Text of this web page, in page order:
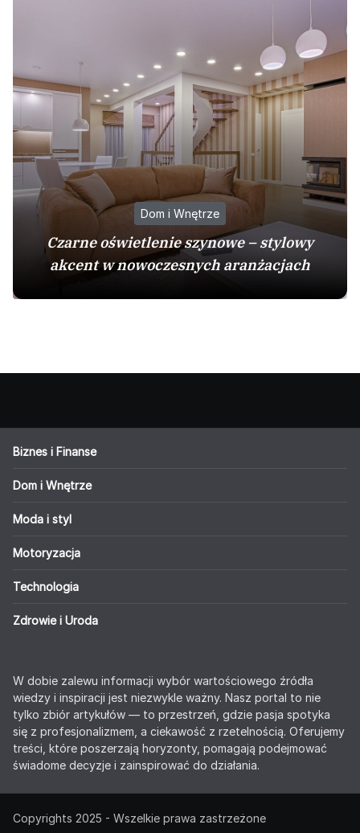
Dom i Wnętrze
Czarne oświetlenie szynowe – stylowy
akcent w nowoczesnych aranżacjach
Biznes i Finanse
Dom i Wnętrze
Moda i styl
Motoryzacja
Technologia
Zdrowie i Uroda
W dobie zalewu informacji wybór wartościowego źródła
wiedzy i inspiracji jest niezwykle ważny. Nasz portal to nie
tylko zbiór artykułów — to przestrzeń, gdzie pasja spotyka
się z profesjonalizmem, a ciekawość z rzetelnością. Oferujemy
treści, które poszerzają horyzonty, pomagają podejmować
świadome decyzje i zainspirować do działania.
Copyrights 2025 - Wszelkie prawa zastrzeżone